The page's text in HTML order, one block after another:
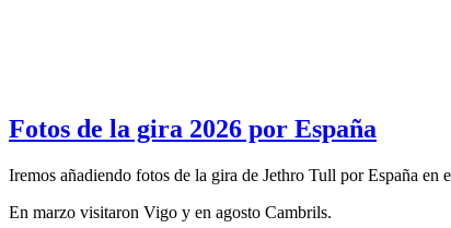
Fotos de la gira 2026 por España
Iremos añadiendo fotos de la gira de Jethro Tull por España en
En marzo visitaron Vigo y en agosto Cambrils.